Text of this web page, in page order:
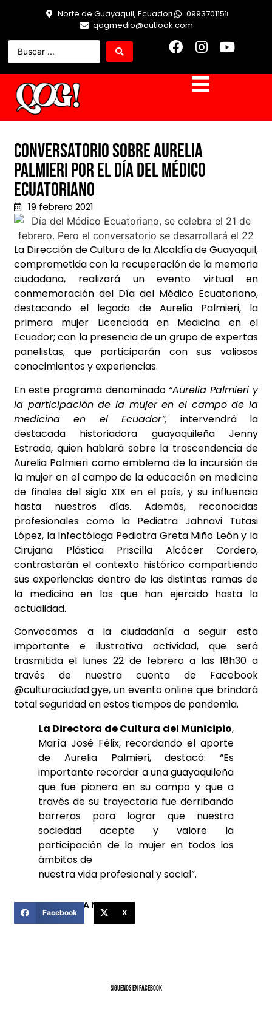
Norte de Guayaquil, Ecuador
0993701151
qogmedio@outlook.com
Conversatorio sobre Aurelia
Palmieri por el Día del Médico
Ecuatoriano
19 febrero 2021
La Dirección de Cultura de la Alcaldía de Guayaquil,
comprometida con la recuperación de la memoria
ciudadana, realizará un evento virtual en
conmemoración del Día del Médico Ecuatoriano,
destacando el legado de Aurelia Palmieri, la
primera mujer Licenciada en Medicina en el
Ecuador; con la presencia de un grupo de expertas
panelistas, que participarán con sus valiosos
conocimientos y experiencias.
En este programa denominado “Aurelia Palmieri y
la participación de la mujer en el campo de la
medicina en el Ecuador”, intervendrá la
destacada historiadora guayaquileña Jenny
Estrada, quien hablará sobre la trascendencia de
Aurelia Palmieri como emblema de la incursión de
la mujer en el campo de la educación en medicina
de finales del siglo XIX en el país, y su influencia
hasta nuestros días. Además, reconocidas
profesionales como la Pediatra Jahnavi Tutasi
López, la Infectóloga Pediatra Greta Miño León y la
Cirujana Plástica Priscilla Alcócer Cordero,
contrastarán el contexto histórico compartiendo
sus experiencias dentro de las distintas ramas de
la medicina en las que han ejercido hasta la
actualidad.
Convocamos a la ciudadanía a seguir esta
importante e ilustrativa actividad, que será
trasmitida el lunes 22 de febrero a las 18h30 a
través de nuestra cuenta de Facebook
@culturaciudad.gye, un evento online que brindará
total seguridad en estos tiempos de pandemia.
La Directora de Cultura del Municipio,
María José Félix, recordando el aporte
de Aurelia Palmieri, destacó: “Es
importante recordar a una guayaquileña
que fue pionera en su campo y que a
través de su trayectoria fue derribando
barreras para lograr que nuestra
sociedad acepte y valore la
participación de la mujer en todos los
ámbitos de
nuestra vida profesional y social”.
COMPARTIR ESTA NOTICIA
Facebook X
SíGUENOS EN FACEBOOK